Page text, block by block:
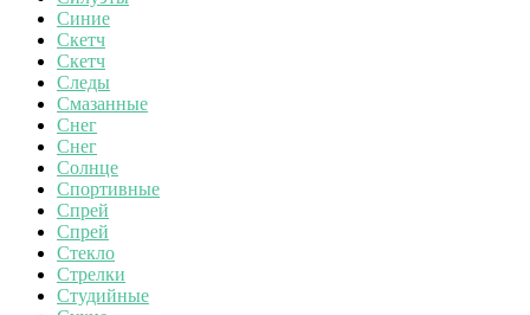
Синие
Скетч
Скетч
Следы
Смазанные
Снег
Снег
Солнце
Спортивные
Спрей
Спрей
Стекло
Стрелки
Студийные